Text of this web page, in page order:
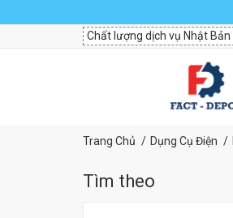
Chất lượng dịch vụ Nhật Bản
Trang Chủ Dụng Cụ Điện
Tìm theo